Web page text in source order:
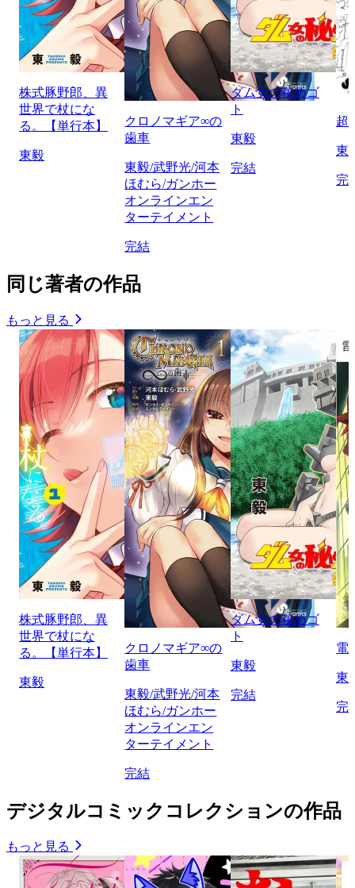
株式豚野郎、異
世界で杖にな
る。【単行本】
東毅
クロノマギア∞の
歯車
東毅/武野光/河本
ほむら/ガンホー
オンラインエン
ターテイメント
完結
ダム女の秘めゴ
ト
東毅
完結
超
東
完
同じ著者の作品
もっと見る
株式豚野郎、異
世界で杖にな
る。【単行本】
東毅
クロノマギア∞の
歯車
東毅/武野光/河本
ほむら/ガンホー
オンラインエン
ターテイメント
完結
ダム女の秘めゴ
ト
東毅
完結
電
東
完
デジタルコミックコレクションの作品
もっと見る